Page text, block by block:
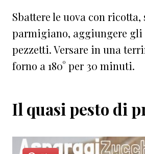
Sbattere le uova con ricotta,
parmigiano, aggiungere gli
pezzetti. Versare in una
forno a 180° per 30 minuti.
Il quasi pesto di